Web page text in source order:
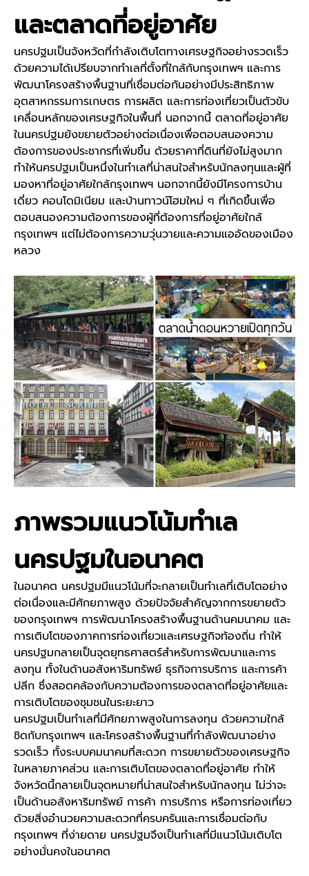
และตลาดที่อยู่อาศัย
นครปฐมเป็นจังหวัดที่กำลังเติบโตทางเศรษฐกิจอย่างรวดเร็ว
ด้วยความได้เปรียบจากทำเลที่ตั้งที่ใกล้กับกรุงเทพฯ และการ
พัฒนาโครงสร้างพื้นฐานที่เชื่อมต่อกันอย่างมีประสิทธิภาพ
อุตสาหกรรมการเกษตร การผลิต และการท่องเที่ยวเป็นตัวขับ
เคลื่อนหลักของเศรษฐกิจในพื้นที่ นอกจากนี้ ตลาดที่อยู่อาศัย
ในนครปฐมยังขยายตัวอย่างต่อเนื่องเพื่อตอบสนองความ
ต้องการของประชากรที่เพิ่มขึ้น ด้วยราคาที่ดินที่ยังไม่สูงมาก
ทำให้นครปฐมเป็นหนึ่งในทำเลที่น่าสนใจสำหรับนักลงทุนและผู้ที่
มองหาที่อยู่อาศัยใกล้กรุงเทพฯ นอกจากนี้ยังมีโครงการบ้าน
เดี่ยว คอนโดมิเนียม และบ้านทาวน์โฮมใหม่ ๆ ที่เกิดขึ้นเพื่อ
ตอบสนองความต้องการของผู้ที่ต้องการที่อยู่อาศัยใกล้
กรุงเทพฯ แต่ไม่ต้องการความวุ่นวายและความแออัดของเมือง
หลวง
ภาพรวมแนวโน้มทำเล
นครปฐมในอนาคต
ในอนาคต นครปฐมมีแนวโน้มที่จะกลายเป็นทำเลที่เติบโตอย่าง
ต่อเนื่องและมีศักยภาพสูง ด้วยปัจจัยสำคัญจากการขยายตัว
ของกรุงเทพฯ การพัฒนาโครงสร้างพื้นฐานด้านคมนาคม และ
การเติบโตของภาคการท่องเที่ยวและเศรษฐกิจท้องถิ่น ทำให้
นครปฐมกลายเป็นจุดยุทธศาสตร์สำหรับการพัฒนาและการ
ลงทุน ทั้งในด้านอสังหาริมทรัพย์ ธุรกิจการบริการ และการค้า
ปลีก ซึ่งสอดคล้องกับความต้องการของตลาดที่อยู่อาศัยและ
การเติบโตของชุมชนในระยะยาว
นครปฐมเป็นทำเลที่มีศักยภาพสูงในการลงทุน ด้วยความใกล้
ชิดกับกรุงเทพฯ และโครงสร้างพื้นฐานที่กำลังพัฒนาอย่าง
รวดเร็ว ทั้งระบบคมนาคมที่สะดวก การขยายตัวของเศรษฐกิจ
ในหลายภาคส่วน และการเติบโตของตลาดที่อยู่อาศัย ทำให้
จังหวัดนี้กลายเป็นจุดหมายที่น่าสนใจสำหรับนักลงทุน ไม่ว่าจะ
เป็นด้านอสังหาริมทรัพย์ การค้า การบริการ หรือการท่องเที่ยว
ด้วยสิ่งอำนวยความสะดวกที่ครบครันและการเชื่อมต่อกับ
กรุงเทพฯ ที่ง่ายดาย นครปฐมจึงเป็นทำเลที่มีแนวโน้มเติบโต
อย่างมั่นคงในอนาคต